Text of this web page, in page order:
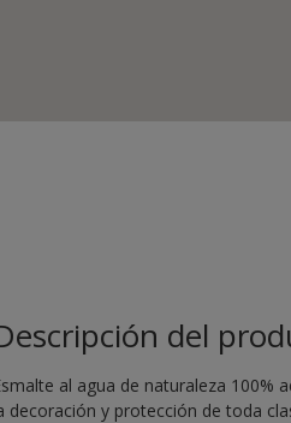
del
al agua de naturaleza 100%
decoración y protección de toda